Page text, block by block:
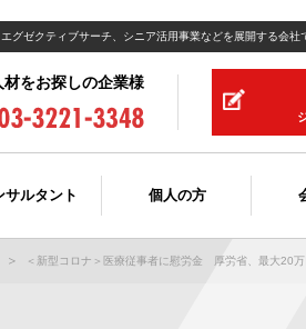
ゼクティブサーチ、シニア活用事業などを展開する会社
サルタント 個人の方
材をお探しの企業様
＜新型コロナ＞医療従事者に慰労金 厚労省、最大20万